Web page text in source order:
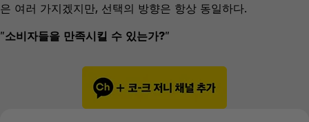
은 여러 가지겠지만, 선택의 방향은 항상 동일하다.
"소비자들을 만족시킬 수 있는가?"